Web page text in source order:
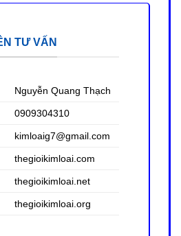
TƯ VẤN
Nguyễn Quang Thạch
0909304310
kimloaig7@gmail.com
thegioikimloai.com
thegioikimloai .net
thegioikimloai .org